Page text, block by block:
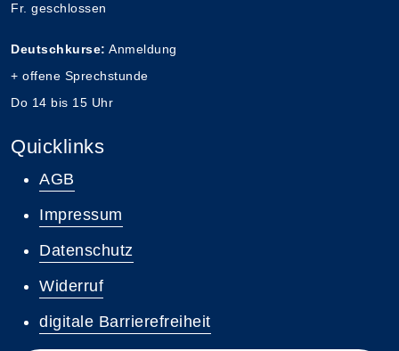
Fr. geschlossen
Deutschkurse: Anmeldung
+ offene Sprechstunde
Do 14 bis 15 Uhr
Quicklinks
AGB
Impressum
Datenschutz
Widerruf
digitale Barrierefreiheit